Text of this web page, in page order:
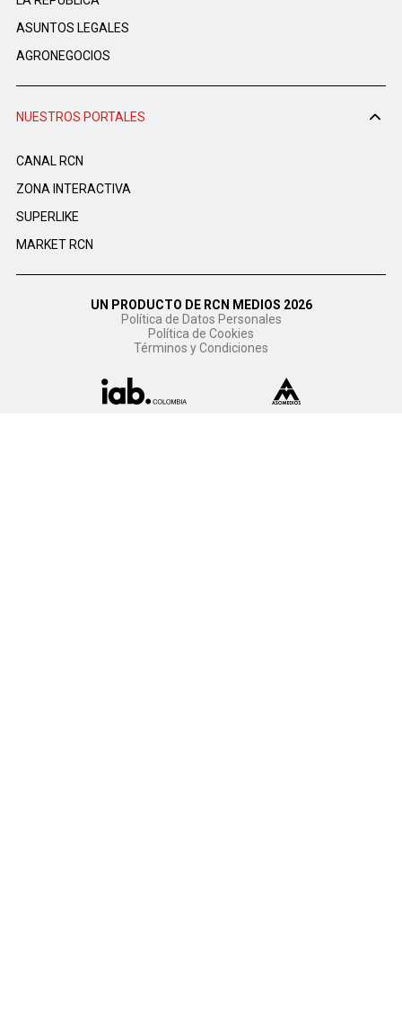
ASUNTOS LEGALES
AGRONEGOCIOS
NUESTROS PORTALES
CANAL RCN
ZONA INTERACTIVA
SUPERLIKE
MARKET RCN
UN PRODUCTO DE RCN MEDIOS 2026
Política de Datos Personales
Política de Cookies
Términos y Condiciones